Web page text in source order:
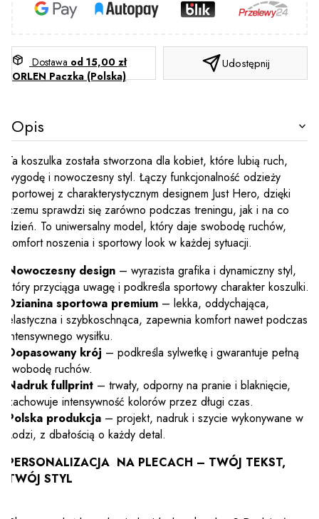
Dostawa od 15,00 zł
ORLEN Paczka (Polska)
Udostępnij
Opis
Ta koszulka została stworzona dla kobiet, które lubią ruch,
wygodę i nowoczesny styl. Łączy funkcjonalność odzieży
sportowej z charakterystycznym designem Just Hero, dzięki
czemu sprawdzi się zarówno podczas treningu, jak i na co
dzień. To uniwersalny model, który daje swobodę ruchów,
komfort noszenia i sportowy look w każdej sytuacji.
Nowoczesny design – wyrazista grafika i dynamiczny styl,
który przyciąga uwagę i podkreśla sportowy charakter koszulki.
Dzianina sportowa premium – lekka, oddychająca,
elastyczna i szybkoschnąca, zapewnia komfort nawet podczas
intensywnego wysiłku.
Dopasowany krój – podkreśla sylwetkę i gwarantuje pełną
swobodę ruchów.
Nadruk fullprint – trwały, odporny na pranie i blaknięcie,
zachowuje intensywność kolorów przez długi czas.
Polska produkcja – projekt, nadruk i szycie wykonywane w
Łodzi, z dbałością o każdy detal.
PERSONALIZACJA NA PLECACH – TWÓJ TEKST,
TWÓJ STYL